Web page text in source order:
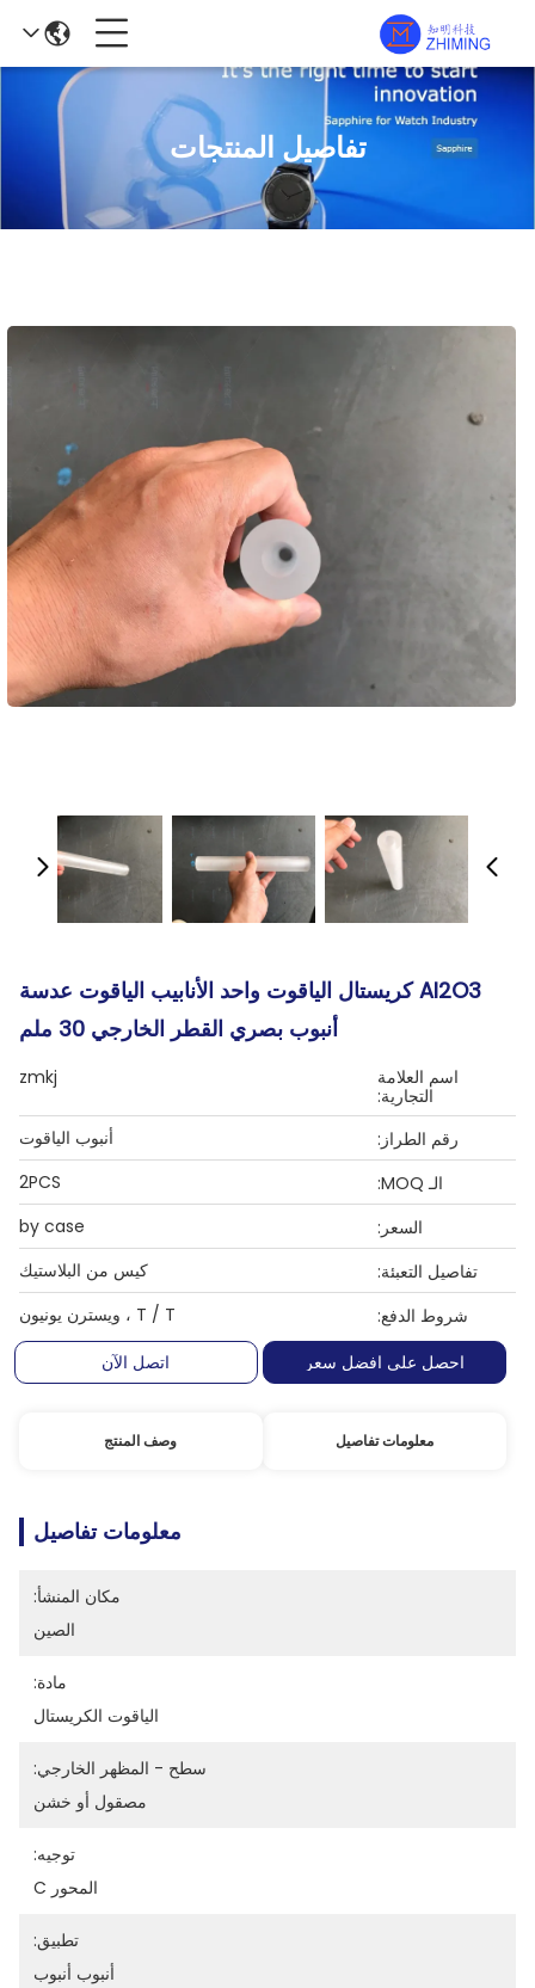
تفاصيل المنتجات
Al2O3 كريستال الياقوت واحد الأنابيب الياقوت عدسة
أنبوب بصري القطر الخارجي 30 ملم
اسم العلامة
التجارية:
zmkj
رقم الطراز:
أنبوب الياقوت
الـ MOQ:
2PCS
السعر:
by case
تفاصيل التعبئة:
كيس من البلاستيك
شروط الدفع:
T / T ، ويسترن يونيون
احصل على افضل سعر
اتصل الآن
معلومات تفاصيل وصف المنتج
معلومات تفاصيل
مكان المنشأ:
الصين
مادة:
الياقوت الكريستال
سطح - المظهر الخارجي:
مصقول أو خشن
توجيه:
المحور C
تطبيق:
أنبوب أنبوب